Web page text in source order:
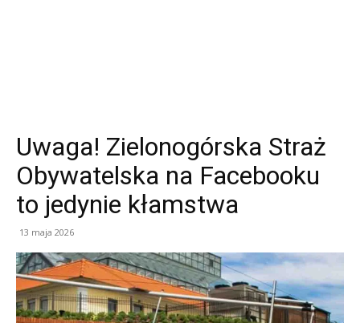
Uwaga! Zielonogórska Straż
Obywatelska na Facebooku
to jedynie kłamstwa
13 maja 2026